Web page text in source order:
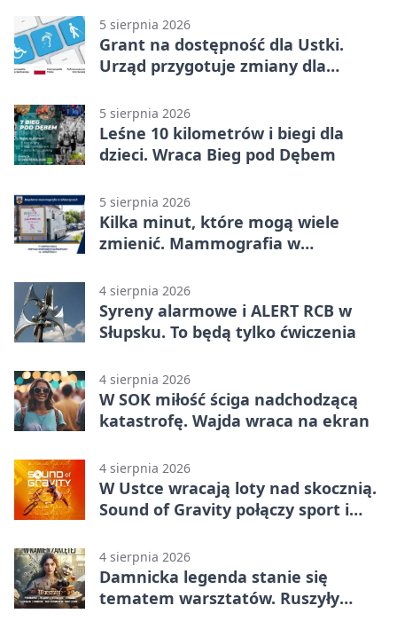
5 sierpnia 2026
Grant na dostępność dla Ustki.
Urząd przygotuje zmiany dla
5 sierpnia 2026
Leśne 10 kilometrów i biegi dla
dzieci. Wraca Bieg pod Dębem
5 sierpnia 2026
Kilka minut, które mogą wiele
zmienić. Mammografia w
4 sierpnia 2026
Syreny alarmowe i ALERT RCB w
Słupsku. To będą tylko ćwiczenia
4 sierpnia 2026
W SOK miłość ściga nadchodzącą
katastrofę. Wajda wraca na ekran
4 sierpnia 2026
W Ustce wracają loty nad skocznią.
Sound of Gravity połączy sport i
4 sierpnia 2026
Damnicka legenda stanie się
tematem warsztatów. Ruszyły